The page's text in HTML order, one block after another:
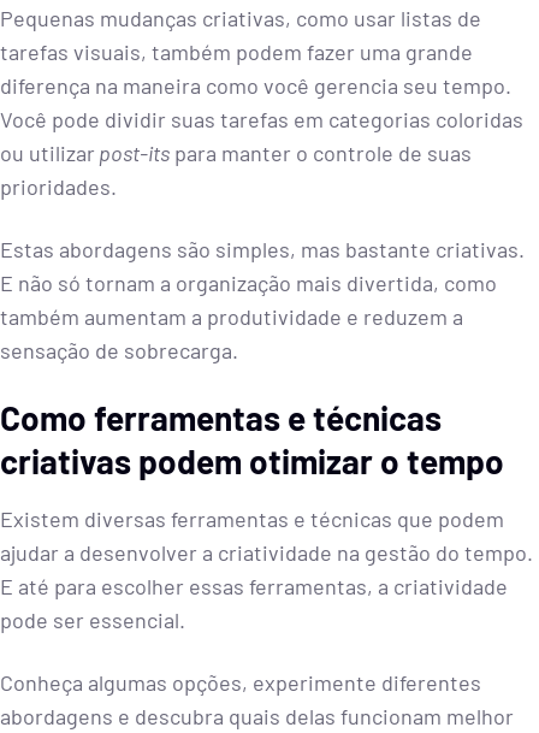
Pequenas mudanças criativas, como usar listas de
tarefas visuais, também podem fazer uma grande
diferença na maneira como você gerencia seu tempo.
Você pode dividir suas tarefas em categorias coloridas
ou utilizar post-its para manter o controle de suas
prioridades.
Estas abordagens são simples, mas bastante criativas.
E não só tornam a organização mais divertida, como
também aumentam a produtividade e reduzem a
sensação de sobrecarga.
Como ferramentas e técnicas
criativas podem otimizar o tempo
Existem diversas ferramentas e técnicas que podem
ajudar a desenvolver a criatividade na gestão do tempo.
E até para escolher essas ferramentas, a criatividade
pode ser essencial.
Conheça algumas opções, experimente diferentes
abordagens e descubra quais delas funcionam melhor